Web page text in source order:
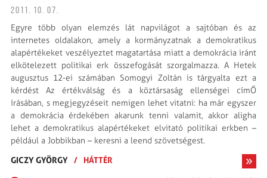
2011. 10. 07.
Egyre több olyan elemzés lát napvilágot a sajtóban és az
internetes oldalakon, amely a kormányzatnak a demokratikus
alapértékeket veszélyeztet magatartása miatt a demokrácia iránt
elkötelezett politikai erk összefogását szorgalmazza. A Hetek
augusztus 12-ei számában Somogyi Zoltán is tárgyalta ezt a
kérdést Az értékválság és a köztársaság ellenségei címŐ
írásában, s megjegyzéseit nemigen lehet vitatni: ha már egyszer
a demokrácia érdekében akarunk tenni valamit, akkor aligha
lehet a demokratikus alapértékeket elvitató politikai erkben –
például a Jobbikban – keresni a leend szövetségest.
GICZY GYÖRGY / HÁTTÉR